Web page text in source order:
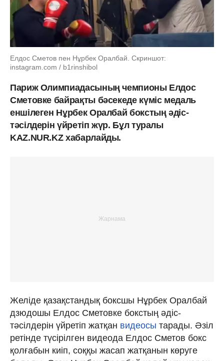
Елдос Сметов пен Нұрбек Оралбай. Скриншот:
instagram.com / b1rinshibol
Париж Олимпиадасының чемпионы Елдос
Сметовке байрақты бәсекеде күміс медаль
еншілеген Нұрбек Оралбай бокстың әдіс-
тәсілдерін үйретіп жүр. Бұл туралы
KAZ.NUR.KZ хабарлайды.
Желіде қазақстандық боксшы Нұрбек Оралбай
дзюдошы Елдос Сметовке бокстың әдіс-
тәсілдерін үйретіп жатқан видеосы тарады. Әзіл
ретінде түсірілген видеода Елдос Сметов бокс
қолғабын киіп, соққы жасап жатқанын көруге